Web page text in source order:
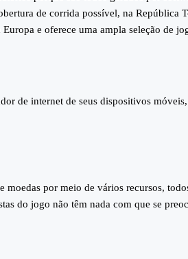
de corrida possível, na
e oferece uma ampla seleção
de internet de seus dispositivos
por meio de vários recursos,
do jogo não têm nada com que se